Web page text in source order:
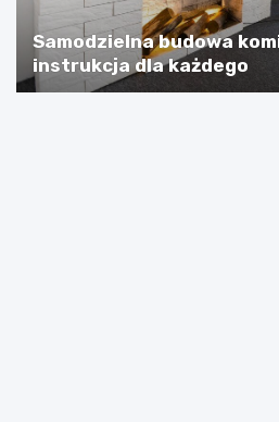
Samodzielna budowa
instrukcja dla każdego